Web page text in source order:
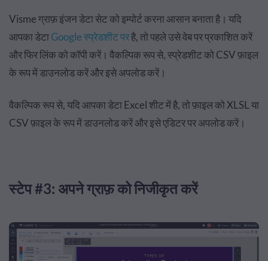
Visme ग्राफ़ इंजन डेटा सेट को इम्पोर्ट करना आसान बनाता है। यदि
आपका डेटाGoogle स्प्रेडशीट परहै, तो पहले उसे वेब पर प्रकाशित करें
और फिर लिंक को कॉपी करें। वैकल्पिक रूप से, स्प्रेडशीट को CSV फ़ाइल
के रूप में डाउनलोड करें और इसे अपलोड करें।
वैकल्पिक रूप से, यदि आपका डेटा Excel शीट में है, तो फ़ाइल को XLSL या
CSV फ़ाइल के रूप में डाउनलोड करें और इसे एडिटर पर अपलोड करें।
स्टेप #3: अपने ग्राफ़ को निजीकृत करें